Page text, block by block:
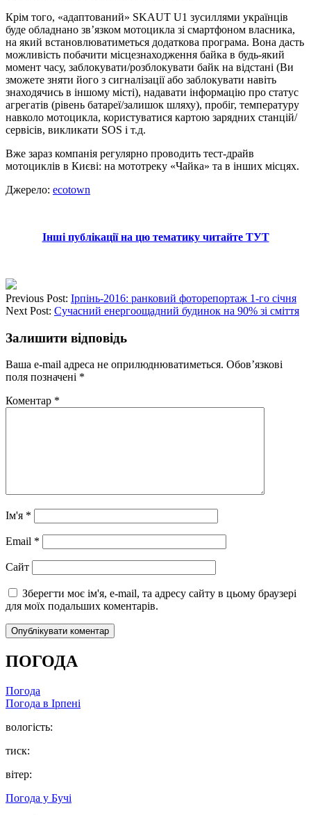
Крім того, «адаптований» SKAUT U1 зусиллями українців
буде обладнано зв’язком мотоцикла зі смартфоном власника,
на який встановлюватиметься додаткова програма. Вона дасть
можливість побачити місцезнаходження байка в будь-який
момент часу, заблокувати/розблокувати байк на відстані (Ви
зможете зняти його з сигналізації або заблокувати навіть
знаходячись в іншому місті), надавати інформацію про статус
агрегатів (рівень батареї/залишок шляху), пробіг, температуру
навколо мотоцикла, користуватися картою зарядних станцій/
сервісів, викликати SOS і т.д.
Вже зараз компанія регулярно проводить тест-драйв
мотоциклів в Києві: на мототреку «Чайка» та в інших місцях.
Джерело: ecotown
Інші публікації на цю тематику читайте ТУТ
Previous Post: Ірпінь-2016: ранковий фоторепортаж 1-го січня
Next Post: Сучасний енергоощадний будинок на 90% зі сміття
Залишити відповідь
Ваша e-mail адреса не оприлюднюватиметься. Обов’язкові
поля позначені *
Коментар *
Ім'я *
Email *
Сайт
Зберегти моє ім'я, e-mail, та адресу сайту в цьому браузері
для моїх подальших коментарів.
ПОГОДА
Погода
Погода в Ірпені
вологість:
тиск:
вітер:
Погода у Бучі